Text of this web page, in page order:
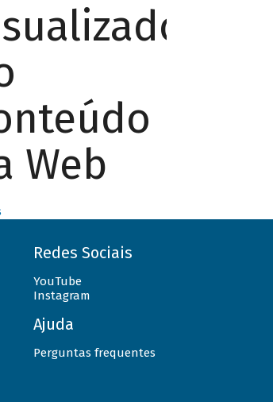
Web
Redes Sociais
YouTube
Instagram
Ajuda
Perguntas frequentes